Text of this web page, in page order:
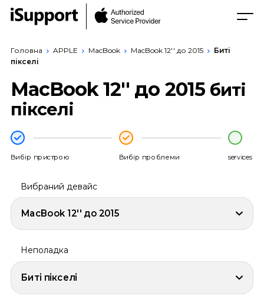
Головна APPLE MacBook MacBook 12'' до 2015
Биті
пікселі
MacBook 12'' до 2015 биті
пікселі
Вибір пристрою Вибір проблеми services
Вибраний девайс
MacBook 12'' до 2015
Неполадка
Биті пікселі